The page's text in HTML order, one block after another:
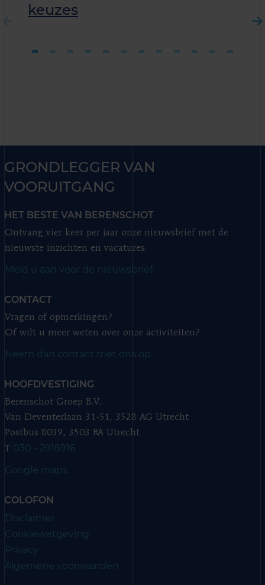
keuzes
GRONDLEGGER VAN
VOORUITGANG
HET BESTE VAN BERENSCHOT
Ontvang vier keer per jaar onze nieuwsbrief met de
nieuwste inzichten en vacatures.
Meld u aan voor de nieuwsbrief.
CONTACT
Vragen of opmerkingen?
Of wilt u meer weten over onze activiteiten?
Neem dan contact met ons op.
HOOFDVESTIGING
Berenschot Groep B.V.
Van Deventerlaan 31-51, 3528 AG Utrecht
Postbus 8039, 3503 RA Utrecht
T 030 - 2916916
Google maps
COLOFON
Disclaimer
Cookiewetgeving
Privacy
Algemene voorwaarden